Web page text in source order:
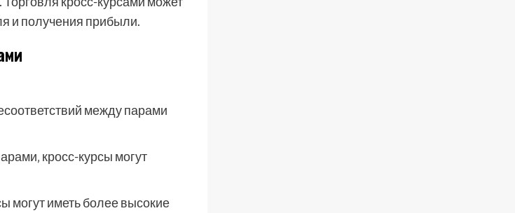
и получения прибыли.
между парами
кросс-курсы могут
могут иметь более высокие